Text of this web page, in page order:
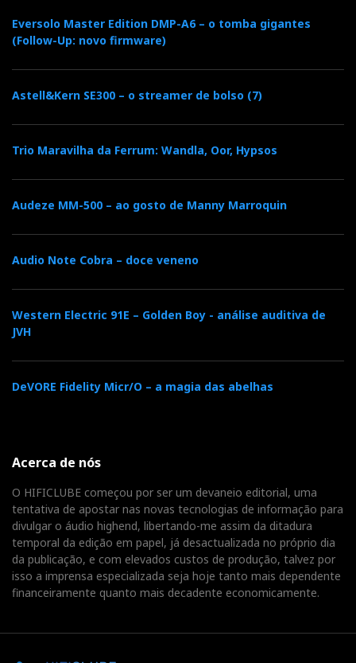
Eversolo Master Edition DMP-A6 – o tomba gigantes
(Follow-Up: novo firmware)
Astell&Kern SE300 – o streamer de bolso (7)
Trio Maravilha da Ferrum: Wandla, Oor, Hypsos
Audeze MM-500 – ao gosto de Manny Marroquin
Audio Note Cobra – doce veneno
Western Electric 91E – Golden Boy - análise auditiva de
JVH
DeVORE Fidelity Micr/O – a magia das abelhas
Acerca de nós
O HIFICLUBE começou por ser um devaneio editorial, uma
tentativa de apostar nas novas tecnologias de informação para
divulgar o áudio highend, libertando-me assim da ditadura
temporal da edição em papel, já desactualizada no próprio dia
da publicação, e com elevados custos de produção, talvez por
isso a imprensa especializada seja hoje tanto mais dependente
financeiramente quanto mais decadente economicamente.